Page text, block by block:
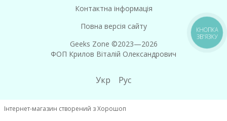
Контактна інформація
Повна версія сайту
Geeks Zone ©2023—2026
ФОП Крилов Віталій Олександрович
Укр Рус
Інтернет-магазин створений з Хорошоп
КНОПКА
ЗВ'ЯЗКУ